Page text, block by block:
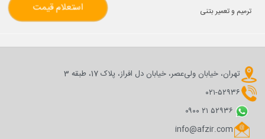
ترمیم و تعمیر بتنی
تهران، خیابان ولی‌عصر، خیابان دل افراز، پلاک 17، طبقه 3
۰۲۱-۵۲۹۳۶
۰۹۰۰ ۲۱ ۵۲۹۳۶
info@afzir.com
استعلام قیمت